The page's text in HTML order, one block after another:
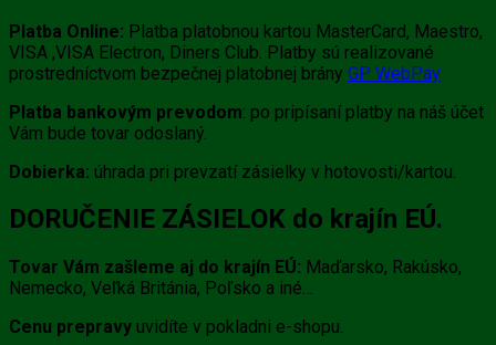
Platba Online: Platba platobnou kartou MasterCard, Maestro,
VISA ,VISA Electron, Diners Club. Platby sú realizované
prostredníctvom bezpečnej platobnej brány GP WebPay
Platba bankovým prevodom: po pripísaní platby na náš účet
Vám bude tovar odoslaný.
Dobierka: úhrada pri prevzatí zásielky v hotovosti/kartou.
DORUČENIE ZÁSIELOK do krajín EÚ.
Tovar Vám zašleme aj do krajín EÚ: Maďarsko, Rakúsko,
Nemecko, Veľká Británia, Poľsko a iné…
Cenu prepravy uvidíte v pokladni e-shopu.